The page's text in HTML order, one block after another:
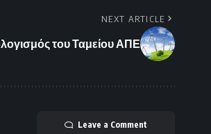
NEXT ARTICLE
του Ταμείου ΑΠΕ
Leave a Comment